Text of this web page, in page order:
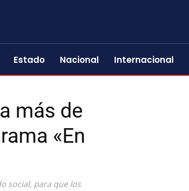
Estado Nacional Internacional
más de
«En
social, para que los